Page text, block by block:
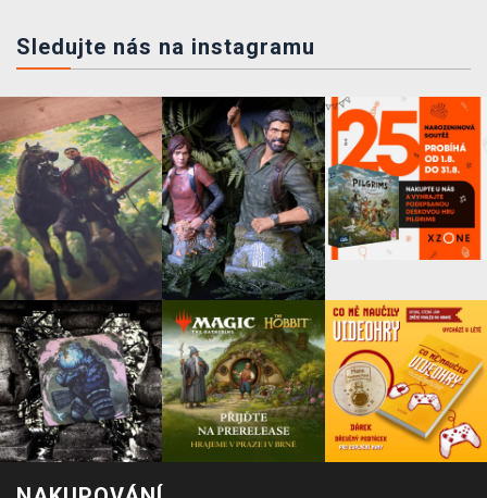
Sledujte nás na instagramu